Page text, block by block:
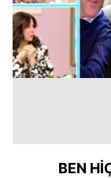
BEN